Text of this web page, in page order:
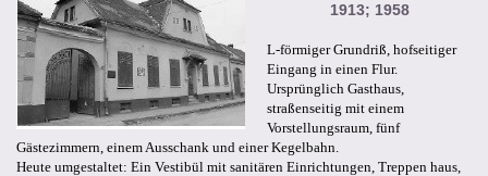
1913; 1958
L-förmiger Grundriß, hofseitiger
Eingang in einen Flur.
Ursprünglich Gasthaus,
straßenseitig mit einem
Vorstellungsraum, fünf
Gästezimmern, einem Ausschank und einer Kegelbahn.
Heute umgestaltet: Ein Vestibül mit sanitären Einrichtungen, Treppen haus,